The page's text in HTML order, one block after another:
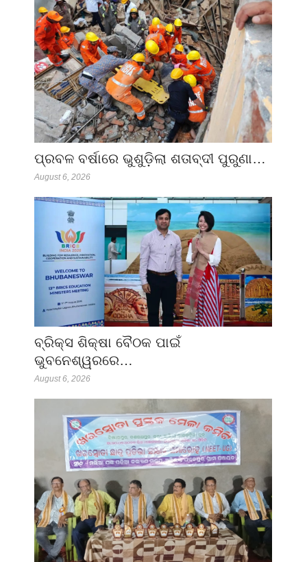
ପ୍ରବଳ ବର୍ଷାରେ ଭୁଶୁଡ଼ିଲା ଶତାବ୍ଦୀ ପୁରୁଣା…
August 6, 2026
ବ୍ରିକ୍ସ ଶିକ୍ଷା ବୈଠକ ପାଇଁ
ଭୁବନେଶ୍ୱରରେ…
August 6, 2026